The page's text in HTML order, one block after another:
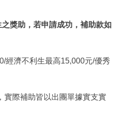
之獎助，若申請成功，補助款如
經濟不利生最高15,000元/優秀
實際補助皆以出團單據實支實